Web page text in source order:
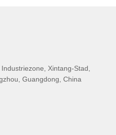
Xintang-Stad,
Guangdong, China